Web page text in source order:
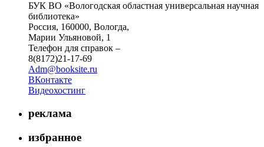
БУК ВО «Вологодская областная универсальная научная
библиотека»
Россия, 160000, Вологда,
Марии Ульяновой, 1
Телефон для справок –
8(8172)21-17-69
Adm@booksite.ru
ВКонтакте
Видеохостинг
реклама
избранное